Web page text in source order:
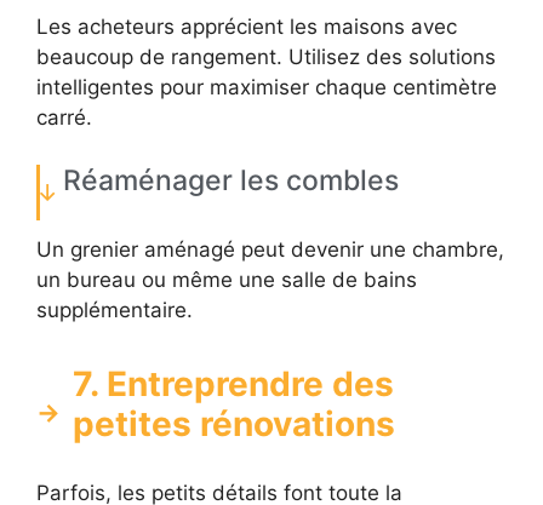
Les acheteurs apprécient les maisons avec
beaucoup de rangement. Utilisez des solutions
intelligentes pour maximiser chaque centimètre
carré.
Réaménager les combles
Un grenier aménagé peut devenir une chambre,
un bureau ou même une salle de bains
supplémentaire.
7. Entreprendre des
petites rénovations
Parfois, les petits détails font toute la